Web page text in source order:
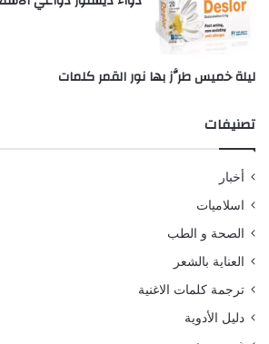
ليلة خميس طرَّز بها نور القمر كلمات
تصنيفات
أخبار
اسلاميات
الصحة و الطب
العناية بالشعر
ترجمة كلمات الاغنية
دليل الأدوية